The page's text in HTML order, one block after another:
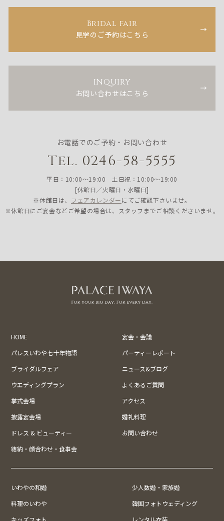
Bridal fair
見学のご予約はこちら
INQUIRY
お問い合わせはこちら
お電話でのご予約・お問い合わせ
Tel. 0246-58-5555
平日：10:00〜19:00 土日祝：10:00〜19:00
[休館日／火曜日・水曜日]
※休館日は、 フェアカレンダーにてご確認下さいませ。
※休館日にご宴会などご希望の場合は、スタッフまでご相談くださいませ。
HOME
宴会・会議
パレスいわや七十年物語
パーティーレポート
ブライダルフェア
ニュース&ブログ
ウエディングプラン
よくあるご質問
挙式会場
アクセス
披露宴会場
婚礼料理
ドレス & ビューティー
お問い合わせ
結納・顔合わせ・食事会
いわやの和婚
少人数婚・家族婚
料理のいわや
韓国フォトウェディング